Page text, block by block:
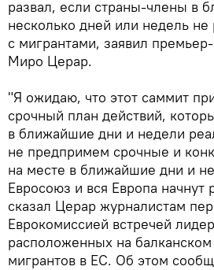
развал, если страны-члены в
несколько дней или недель
с мигрантами, заявил
Миро Церар.
"Я ожидаю, что этот саммит
срочный план действий,
в ближайшие дни и недели
не предпримем срочные и
на месте в ближайшие дни и
Евросоюз и вся Европа начнут
сказал Церар журналистам
Еврокомиссией встречей
расположенных на балканском
мигрантов в ЕС. Об этом